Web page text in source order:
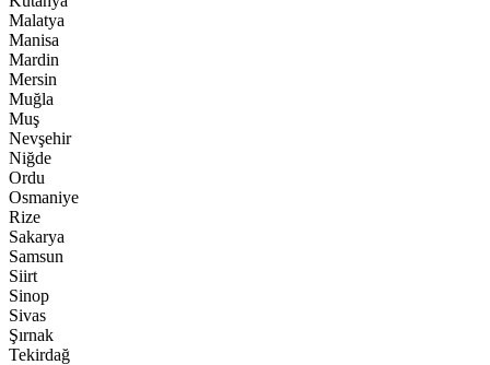
Malatya
Manisa
Mardin
Mersin
Muğla
Muş
Nevşehir
Niğde
Ordu
Osmaniye
Rize
Sakarya
Samsun
Siirt
Sinop
Sivas
Şırnak
Tekirdağ